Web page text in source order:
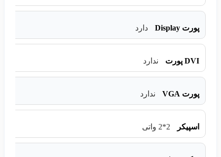
پورت Display دارد
DVI پورت ندارد
پورت VGA ندارد
اسپیکر 2*2 واتی